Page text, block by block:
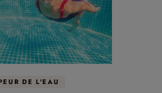
DE L'EAU